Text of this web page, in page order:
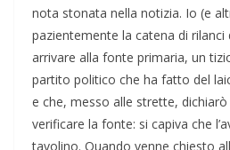
nota stonata nella notizia. Io (e
pazientemente la catena di
arrivare alla fonte primaria, un
partito politico che ha fatto del
e che, messo alle strette,
verificare la fonte: si capiva che
tavolino. Quando venne chiesto